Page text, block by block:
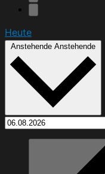
Heute
Anstehende Anstehende